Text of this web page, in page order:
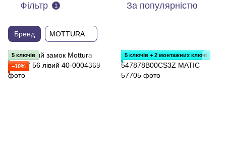
Фільтр 1 За популярністю
Бренд MOTTURA
5 ключів
−10%
5 ключів + 2 монтажних ключі